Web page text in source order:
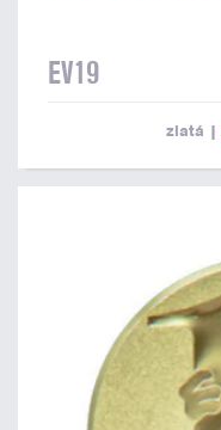
EV19
zlatá |